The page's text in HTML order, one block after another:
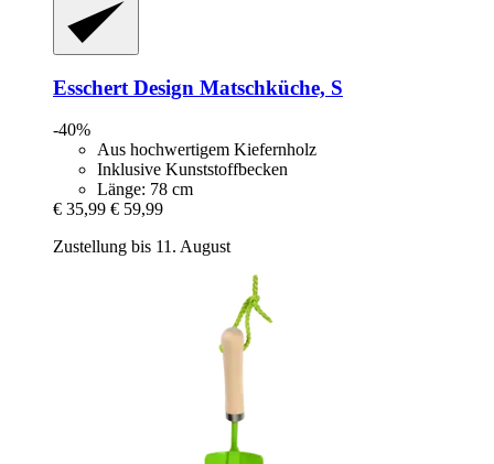
Esschert Design Matschküche, S
-40%
Aus hochwertigem Kiefernholz
Inklusive Kunststoffbecken
Länge: 78 cm
€ 35,99 € 59,99
Zustellung bis 11. August